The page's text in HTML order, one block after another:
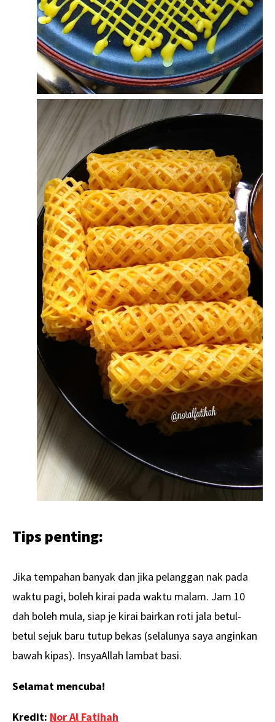
Tips penting:
Jika tempahan banyak dan jika pelanggan nak pada
waktu pagi, boleh kirai pada waktu malam. Jam 10
dah boleh mula, siap je kirai bairkan roti jala betul-
betul sejuk baru tutup bekas (selalunya saya anginkan
bawah kipas). InsyaAllah lambat basi.
Selamat mencuba!
Kredit: Nor Al Fatihah